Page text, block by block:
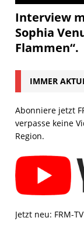
Interview
Sophia
Flammen“.
IMMER
Abonniere jetzt
verpasse keine
Region.
Jetzt neu: FRM-